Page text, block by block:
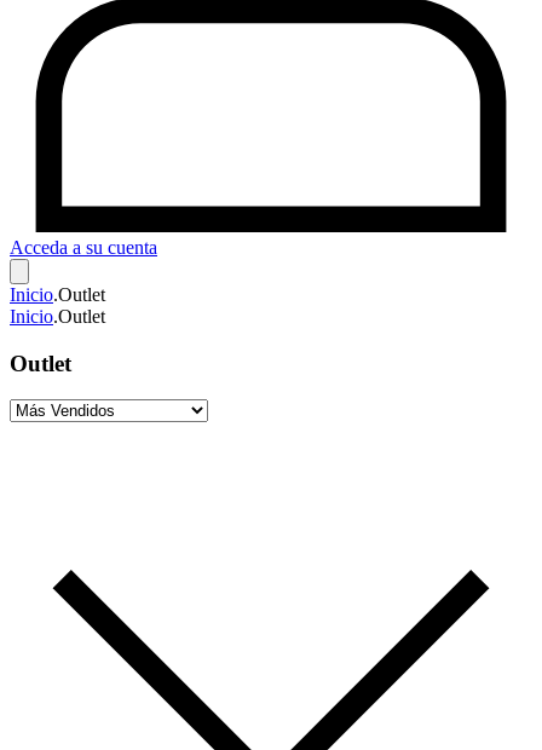
Acceda a su cuenta
Inicio.Outlet
Inicio.Outlet
Outlet